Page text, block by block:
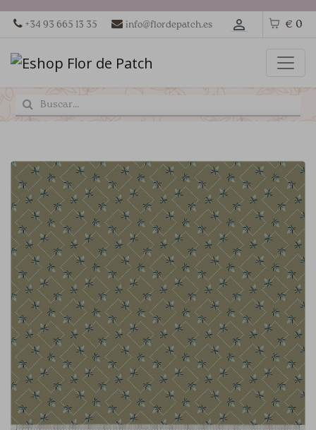
+34 93 665 13 35 info@flordepatch.es € 0